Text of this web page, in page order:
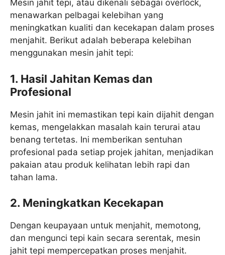
Mesin jahit tepi, atau dikenali sebagai overlock,
menawarkan pelbagai kelebihan yang
meningkatkan kualiti dan kecekapan dalam proses
menjahit. Berikut adalah beberapa kelebihan
menggunakan mesin jahit tepi:
1. Hasil Jahitan Kemas dan
Profesional
Mesin jahit ini memastikan tepi kain dijahit dengan
kemas, mengelakkan masalah kain terurai atau
benang tertetas. Ini memberikan sentuhan
profesional pada setiap projek jahitan, menjadikan
pakaian atau produk kelihatan lebih rapi dan
tahan lama.
2. Meningkatkan Kecekapan
Dengan keupayaan untuk menjahit, memotong,
dan mengunci tepi kain secara serentak, mesin
jahit tepi mempercepatkan proses menjahit.